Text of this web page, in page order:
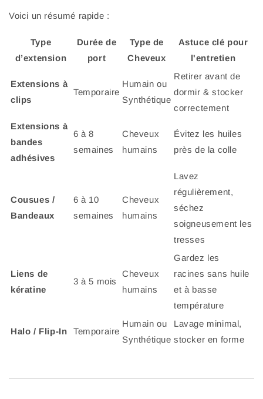
Voici un résumé rapide :
Type
d’extension
Durée de
port
Type de
Cheveux
Astuce clé pour
l'entretien
Extensions à
clips
Temporaire
Humain ou
Synthétique
Retirer avant de
dormir & stocker
correctement
Extensions à
bandes
adhésives
6 à 8
semaines
Cheveux
humains
Évitez les huiles
près de la colle
Cousues /
Bandeaux
6 à 10
semaines
Cheveux
humains
Lavez
régulièrement,
séchez
soigneusement les
tresses
Liens de
kératine
3 à 5 mois
Cheveux
humains
Gardez les
racines sans huile
et à basse
température
Halo / Flip-In Temporaire
Humain ou
Synthétique
Lavage minimal,
stocker en forme